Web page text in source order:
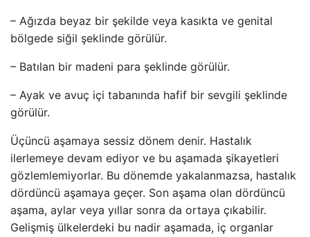
– Ağızda beyaz bir şekilde veya kasıkta ve genital
bölgede siğil şeklinde görülür.
– Batılan bir madeni para şeklinde görülür.
– Ayak ve avuç içi tabanında hafif bir sevgili şeklinde
görülür.
Üçüncü aşamaya sessiz dönem denir. Hastalık
ilerlemeye devam ediyor ve bu aşamada şikayetleri
gözlemlemiyorlar. Bu dönemde yakalanmazsa, hastalık
dördüncü aşamaya geçer. Son aşama olan dördüncü
aşama, aylar veya yıllar sonra da ortaya çıkabilir.
Gelişmiş ülkelerdeki bu nadir aşamada, iç organlar